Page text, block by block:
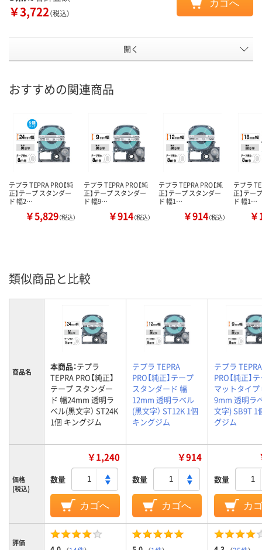
￥3,722（税込）
カゴへ
開く
おすすめの関連商品
テプラ TEPRA PRO【純
正】テープ スタンダー
ド 幅2…
￥5,829（税込）
テプラ TEPRA PRO【純
正】テープ スタンダー
ド 幅9…
￥914（税込）
テプラ TEPRA PRO【純
正】テープ スタンダー
ド 幅1…
￥914（税込）
テプラ
正】テー
ド 幅1…
類似商品と比較
商品名 本商品：テプラ
TEPRA PRO【純正】
テープ スタンダー
ド 幅24mm 透明ラ
ベル(黒文字） ST24K
1個 キングジム
テプラ TEPRA
PRO【純正】テープ
スタンダード 幅
12mm 透明ラベル
(黒文字） ST12K 1個
キングジム
テプラ TEPRA
PRO【純正】
マットタイプ
9mm 透明ラ
文字) SB9T 1
グジム
価格
(税込)
￥1,240
数量
カゴへ
￥914
数量
カゴへ
数量
カ
評価